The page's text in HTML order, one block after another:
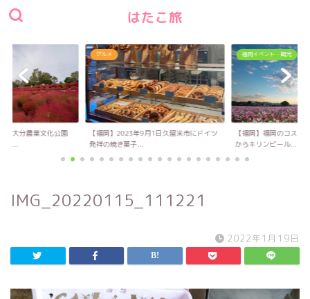
はたこ旅
！大分農業文化公園
キ...
グルメ
【福岡】2023年9月1日久留米市にドイツ
発祥の焼き菓子...
福岡イベント・観光
【福岡】福岡のコスモ
からキリンビール...
IMG_20220115_111221
2022年1月19日